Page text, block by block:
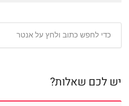
יש לכם שאלות?